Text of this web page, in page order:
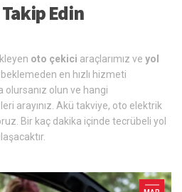
Edin
oto çekici araçlarımız ve yol
en hızlı hizmeti
olun ve hangi
arayınız. Akü takviye, oto elektrik
Bir kaç dakika içinde tecrübeli yol